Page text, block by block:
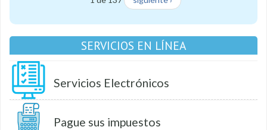
SERVICIOS EN LÍNEA
Servicios Electrónicos
Pague sus impuestos